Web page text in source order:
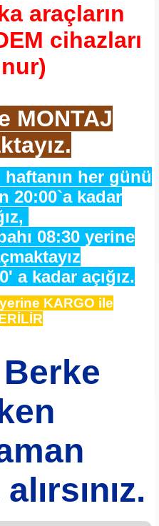
araçların
cihazları
MONTAJ
her günü
20:00`a kadar
08:30 yerine
a kadar açığız.
KARGO ile